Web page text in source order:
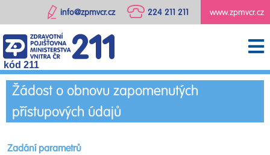
www.zpmvcr.cz
224 211 211
info@zpmvcr.cz
kód 211
Žádost o obnovu zapomenutých
přístupových údajů
Zadání parametrů